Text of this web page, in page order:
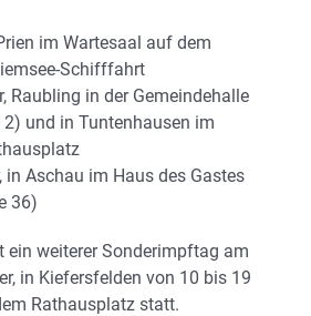
im Wartesaal auf dem
Schifffahrt
Raubling in der Gemeindehalle
und in Tuntenhausen im
in Aschau im Haus des Gastes
36)
ein weiterer Sonderimpftag am
in Kiefersfelden von 10 bis 19
Rathausplatz statt.